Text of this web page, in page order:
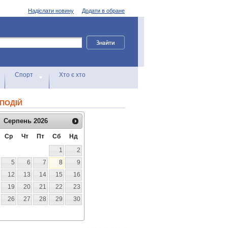
Додати в обране
Надіслати новину
Спорт Хто є хто
Серпень 2026
Ср Чт Пт Сб
Нд
1
2
5 6 7 8
9
12 13 14 15
16
19 20 21 22
23
26 27 28 29
30